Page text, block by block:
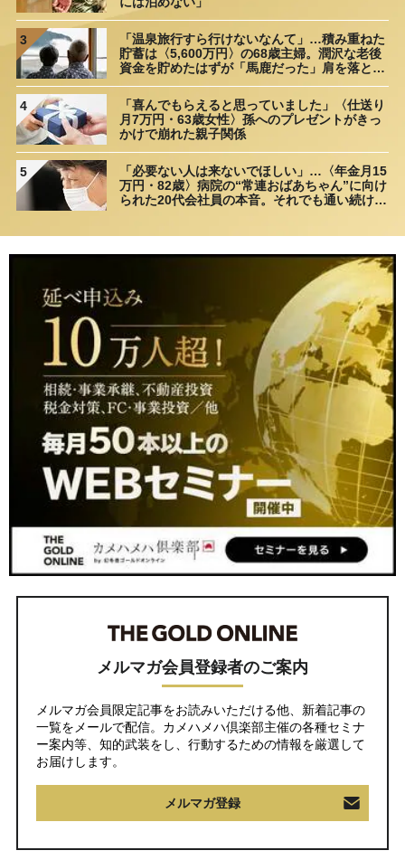
3
「温泉旅行すら行けないなんて」…積み重ねた
貯蓄は〈5,600万円〉の68歳主婦。潤沢な老後
資金を貯めたはずが「馬鹿だった」肩を落とす
理由
4
「喜んでもらえると思っていました」〈仕送り
月7万円・63歳女性〉孫へのプレゼントがきっ
かけで崩れた親子関係
5
「必要ない人は来ないでほしい」…〈年金月15
万円・82歳〉病院の“常連おばあちゃん”に向け
られた20代会社員の本音。それでも通い続ける
メルマガ会員登録者のご案内
メルマガ会員限定記事をお読みいただける他、新着記事の
一覧をメールで配信。カメハメハ倶楽部主催の各種セミナ
ー案内等、知的武装をし、行動するための情報を厳選して
お届けします。
メルマガ登録